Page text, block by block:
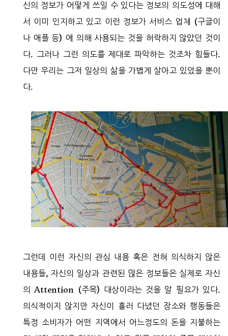
신의 정보가 어떻게 쓰일 수 있다는 정보의 의도성에 대해
서 이미 인지하고 있고 이런 정보가 서비스 업체 (구글이
나 애플 등) 에 의해 사용되는 것을 허락하지 않았던 것이
다. 그러나 그런 의도를 제대로 파악하는 것조차 힘들다.
다만 우리는 그저 일상의 삶을 가볍게 살아고 있었을 뿐이
다.
그런데 이런 자신의 관심 내용 혹은 전혀 의식하지 않은
내용들, 자신의 일상과 관련된 많은 정보들은 실제로 자신
의 Attention (주목) 대상이라는 것을 알 필요가 있다.
의식적이지 않지만 자신이 흘러 다녔던 장소와 행동들은
특정 소비자가 어떤 지역에서 어느정도의 돈을 지불하는